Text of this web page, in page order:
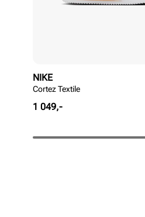
NIKE
Cortez Textile
Pris
1 049,-